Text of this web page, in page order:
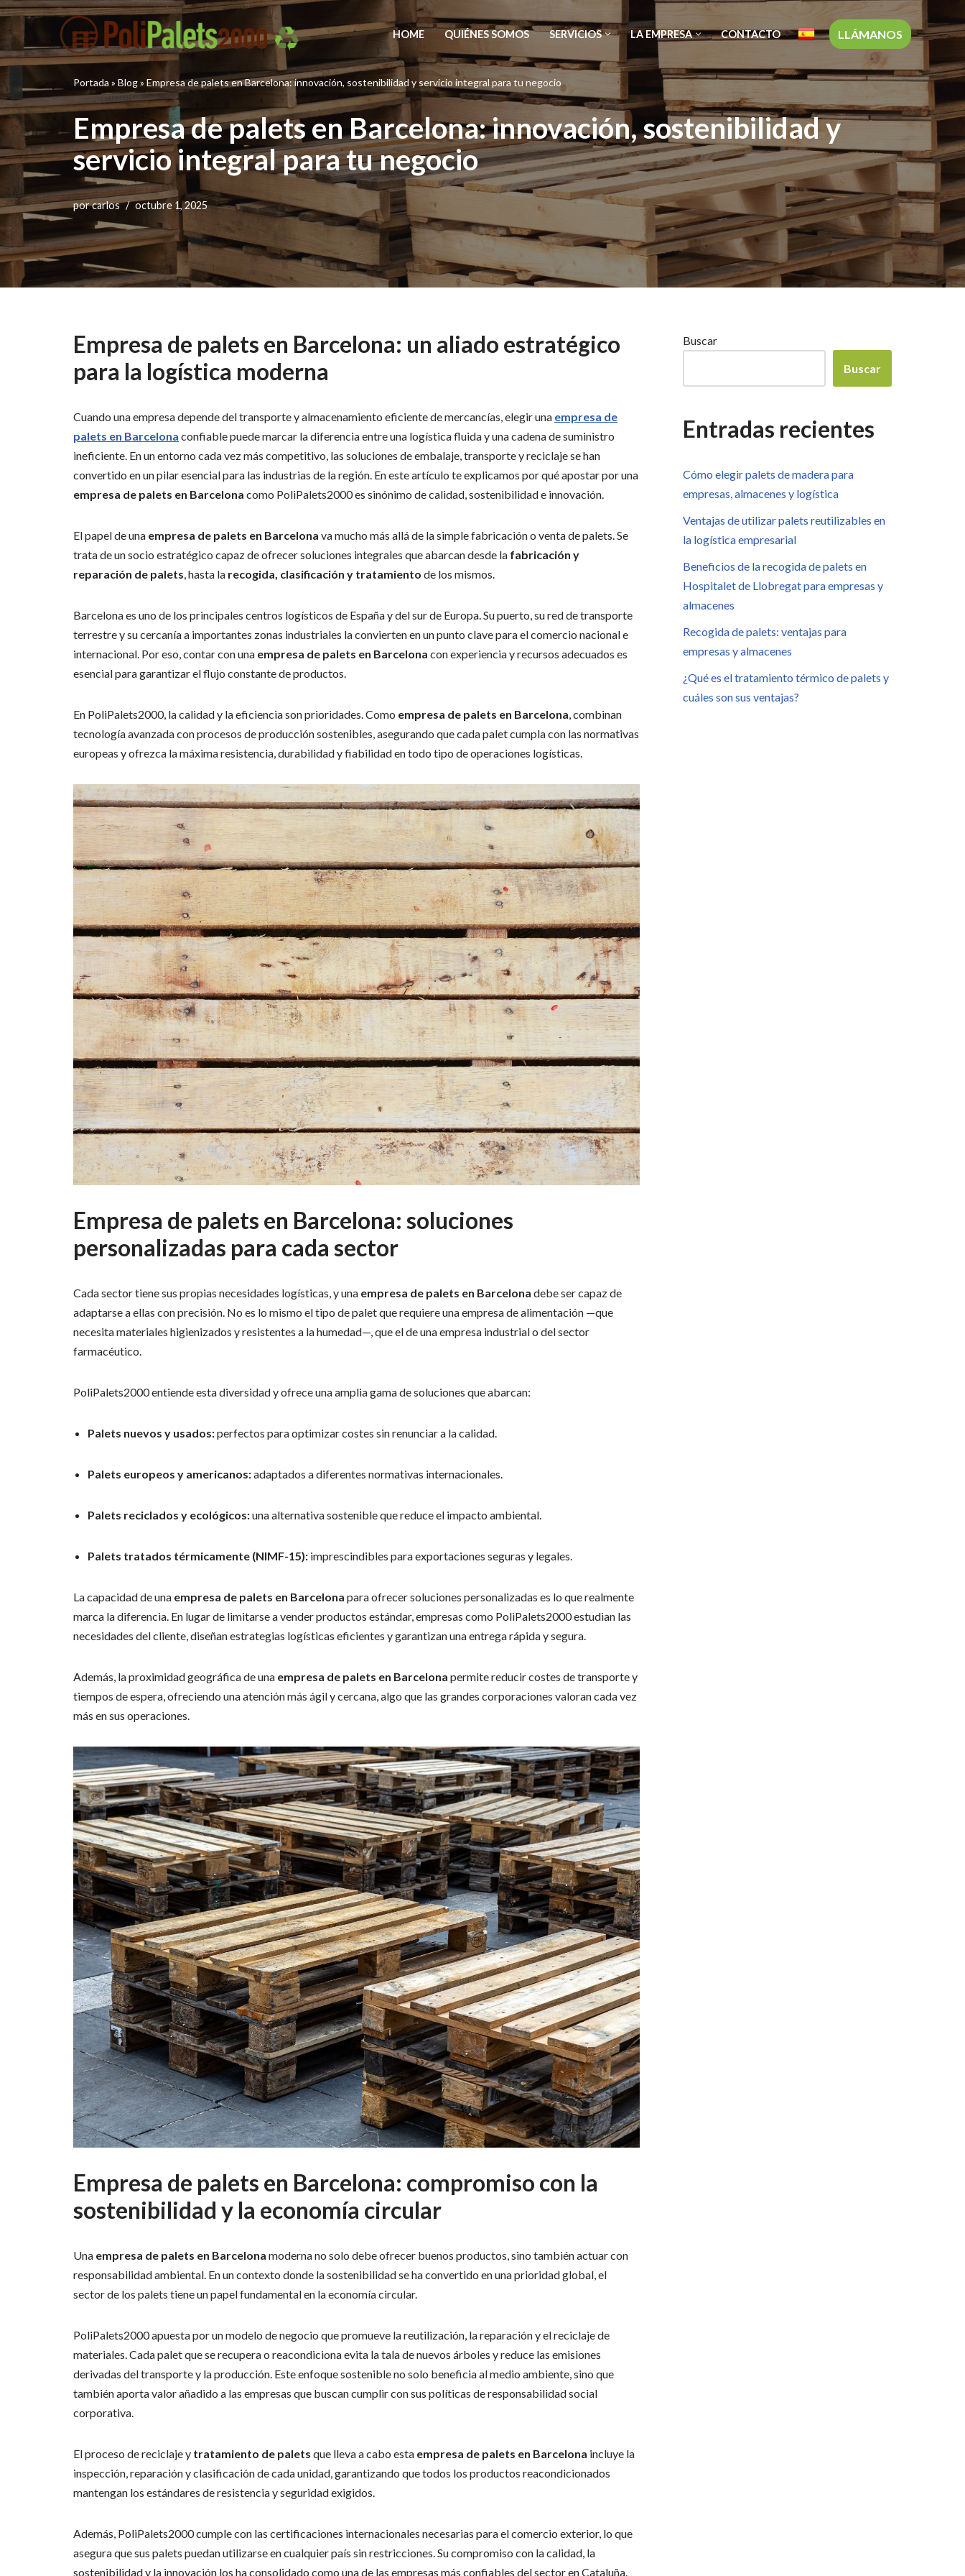
Saltar
al
HOME QUIÉNES SOMOS SERVICIOS LA EMPRESA CONTACTO LLÁMANOS
Portada » Blog» Empresa de palets en Barcelona: innovación, sostenibilidad y servicio integral para tu negocio
Empresa de palets en Barcelona: innovación, sostenibilidad y
servicio integral para tu negocio
porcarlos octubre 1, 2025
Empresa de palets en Barcelona: un aliado estratégico
para la logística moderna
Cuando una empresa depende del transporte y almacenamiento eficiente de mercancías, elegir una empresa de
palets en Barcelona confiable puede marcar la diferencia entre una logística fluida y una cadena de suministro
ineficiente. En un entorno cada vez más competitivo, las soluciones de embalaje, transporte y reciclaje se han
convertido en un pilar esencial para las industrias de la región. En este artículo te explicamos por qué apostar por una
empresa de palets en Barcelona como PoliPalets2000 es sinónimo de calidad, sostenibilidad e innovación.
El papel de una empresa de palets en Barcelona va mucho más allá de la simple fabricación o venta de palets. Se
trata de un socio estratégico capaz de ofrecer soluciones integrales que abarcan desde la fabricación y
reparación de palets, hasta la recogida, clasificación y tratamiento de los mismos.
Barcelona es uno de los principales centros logísticos de España y del sur de Europa. Su puerto, su red de transporte
terrestre y su cercanía a importantes zonas industriales la convierten en un punto clave para el comercio nacional e
internacional. Por eso, contar con una empresa de palets en Barcelona con experiencia y recursos adecuados es
esencial para garantizar el flujo constante de productos.
En PoliPalets2000, la calidad y la eficiencia son prioridades. Como empresa de palets en Barcelona, combinan
tecnología avanzada con procesos de producción sostenibles, asegurando que cada palet cumpla con las normativas
europeas y ofrezca la máxima resistencia, durabilidad y fiabilidad en todo tipo de operaciones logísticas.
Empresa de palets en Barcelona: soluciones
personalizadas para cada sector
Cada sector tiene sus propias necesidades logísticas, y una empresa de palets en Barcelona debe ser capaz de
adaptarse a ellas con precisión. No es lo mismo el tipo de palet que requiere una empresa de alimentación —que
necesita materiales higienizados y resistentes a la humedad—, que el de una empresa industrial o del sector
farmacéutico.
PoliPalets2000 entiende esta diversidad y ofrece una amplia gama de soluciones que abarcan:
Palets nuevos y usados:perfectos para optimizar costes sin renunciar a la calidad.
Palets europeos y americanos:adaptados a diferentes normativas internacionales.
Palets reciclados y ecológicos:una alternativa sostenible que reduce el impacto ambiental.
Palets tratados térmicamente (NIMF-15): imprescindibles para exportaciones seguras y legales.
La capacidad de una empresa de palets en Barcelona para ofrecer soluciones personalizadas es lo que realmente
marca la diferencia. En lugar de limitarse a vender productos estándar, empresas como PoliPalets2000 estudian las
necesidades del cliente, diseñan estrategias logísticas eficientes y garantizan una entrega rápida y segura.
Además, la proximidad geográfica de una empresa de palets en Barcelona permite reducir costes de transporte y
tiempos de espera, ofreciendo una atención más ágil y cercana, algo que las grandes corporaciones valoran cada vez
más en sus operaciones.
Empresa de palets en Barcelona: compromiso con la
sostenibilidad y la economía circular
Una empresa de palets en Barcelona moderna no solo debe ofrecer buenos productos, sino también actuar con
responsabilidad ambiental. En un contexto donde la sostenibilidad se ha convertido en una prioridad global, el
sector de los palets tiene un papel fundamental en la economía circular.
PoliPalets2000 apuesta por un modelo de negocio que promueve la reutilización, la reparación y el reciclaje de
materiales. Cada palet que se recupera o reacondiciona evita la tala de nuevos árboles y reduce las emisiones
derivadas del transporte y la producción. Este enfoque sostenible no solo beneficia al medio ambiente, sino que
también aporta valor añadido a las empresas que buscan cumplir con sus políticas de responsabilidad social
corporativa.
El proceso de reciclaje y tratamiento de palets que lleva a cabo esta empresa de palets en Barcelona incluye la
inspección, reparación y clasificación de cada unidad, garantizando que todos los productos reacondicionados
mantengan los estándares de resistencia y seguridad exigidos.
Además, PoliPalets2000 cumple con las certificaciones internacionales necesarias para el comercio exterior, lo que
asegura que sus palets puedan utilizarse en cualquier país sin restricciones. Su compromiso con la calidad, la
sostenibilidad y la innovación los ha consolidado como una de las empresas más confiables del sector en Cataluña.
Buscar
Buscar
Entradas recientes
Cómo elegir palets de madera para
empresas, almacenes y logística
Ventajas de utilizar palets reutilizables en
la logística empresarial
Beneficios de la recogida de palets en
Hospitalet de Llobregat para empresas y
almacenes
Recogida de palets: ventajas para
empresas y almacenes
¿Qué es el tratamiento térmico de palets y
cuáles son sus ventajas?